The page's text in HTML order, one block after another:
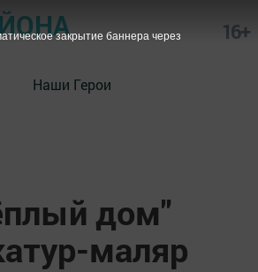
16+
Наши Герои
дом"
маляр
закрытие баннера через